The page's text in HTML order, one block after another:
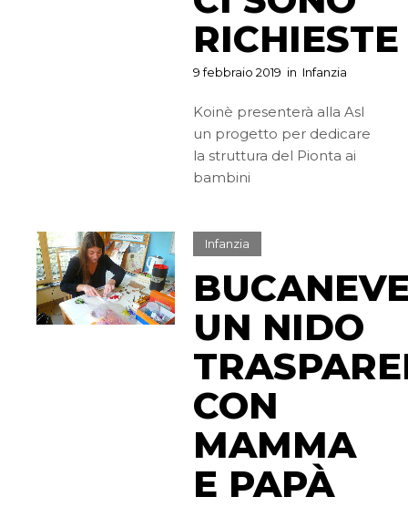
RICHIESTE
9 febbraio 2019 in Infanzia
Koinè presenterà alla Asl
un progetto per dedicare
la struttura del Pionta ai
bambini
Infanzia
UN NIDO
CON
MAMMA
E PAPÀ